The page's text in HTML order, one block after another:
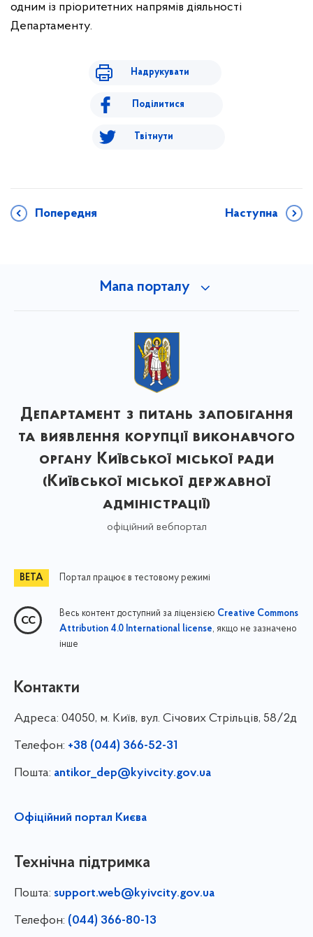
одним із пріоритетних напрямів діяльності
Департаменту.
Надрукувати
Поділитися
Твітнути
Попередня Наступна
Мапа порталу
Департамент з питань запобігання
та виявлення корупції виконавчого
органу Київської міської ради
(Київської міської державної
адміністрації)
офіційний вебпортал
Портал працює в тестовому режимі
Весь контент доступний за ліцензією Creative Commons
Attribution 4.0 International license, якщо не зазначено
інше
Контакти
Адреса: 04050, м. Київ, вул. Січових Стрільців, 58/2д
Телефон: +38 (044) 366-52-31
Пошта: antikor_dep@kyivcity.gov.ua
Офіційний портал Києва
Технічна підтримка
Пошта: support.web@kyivcity.gov.ua
Телефон: (044) 366-80-13